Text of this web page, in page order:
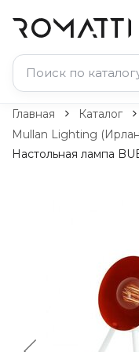
Каталог
Свет и
Бра и настенные
Настольные лампы
Технический свет
Уличное освещение
Комплектующие
Главная Каталог
Mullan Lighting
Настольная лампа